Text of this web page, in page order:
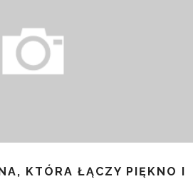
KTÓRA ŁĄCZY PIĘKNO I